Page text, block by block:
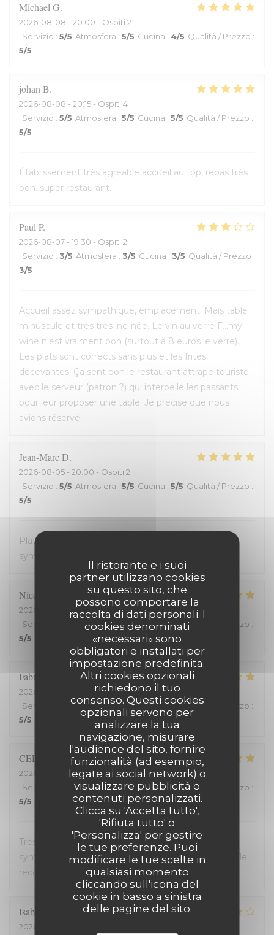
Il ristorante e i suoi
partner utilizzano cookies
su questo sito, che
possono comportare la
raccolta di dati personali. I
cookies denominati
«necessari» sono
obbligatori e installati per
impostazione predefinita.
Altri cookies opzionali
richiedono il tuo
consenso. Questi cookies
opzionali servono per
analizzare la tua
navigazione, misurare
l'audience del sito, fornire
funzionalità (ad esempio,
legate ai social network) o
visualizzare pubblicità o
contenuti personalizzati.
Clicca su 'Accetta tutto',
'Rifiuta tutto' o
'Personalizza' per gestire
le tue preferenze. Puoi
modificare le tue scelte in
qualsiasi momento
cliccando sull'icona del
cookie in basso a sinistra
delle pagine del sito.
Michael G
2026-08-08 - 20:00 - Ospiti 2
Servizio : 5/5 Atmosfera : 5/5 Cucina : 4/5 Qualità / Prezzo :
5/5
johan B
2026-08-08 - 20:15 - Ospiti 4
Servizio : 5/5 Atmosfera : 5/5 Cucina : 5/5 Qualità / Prezzo :
5/5
Établissement très agréable accueil au top, repas très
bon. super restaurant.
Paul P
2026-08-07 - 19:30 - Ospiti 2
Servizio : 3/5 Atmosfera : 3/5 Cucina : 3/5 Qualità / Prezzo :
3/5
Accueil assez sympathique, emplacement. Mais table
minuscule et très très inclinée. Le vin au verre F...my
wine n'est vraiment bon (surtout à 8 euros le verre).
Les plats sont corrects sans plus et les frites
décevantes. Ça sent bon le restaurant attrape touriste
avec le serveur (patron ?) qui interpelle les passants
pour leur proposer une table. Je précise que nous
avions réservé.
Jean-MarcD
2026-08-05 - 20:00 - Ospiti 2
Servizio : 5/5 Atmosfera : 5/5 Cucina : 5/5 Qualità / Prezzo :
5/5
Plats avec des produits frais. Très bon. Accueil très
sympathique. Service efficace. On en redemande !
Nicolas
2026-08-03
- 19:15 - Ospiti 2
Servizio
Atmosfera:5 /5 Cucina:5/5 Qualità / Prezzo :
5/5
Fabrice
2026-07-25
- 20:00 - Ospiti 2
Servizio
/5 Atmosfera: 5 /5 Cucina:5/5 Qualità / Prezzo :
5/5
CELINE
2026-07-23
- 19:45 - Ospiti 2
Servizio
Atmosfera:5/5 Cucina: 5/5 Qualità / Prezzo :
5/5
Très bon restaurant, service extrêmement
sympathique, coup de coeur pour le welsh revisité. Je
recommande !
Isabelle
2026-07-20